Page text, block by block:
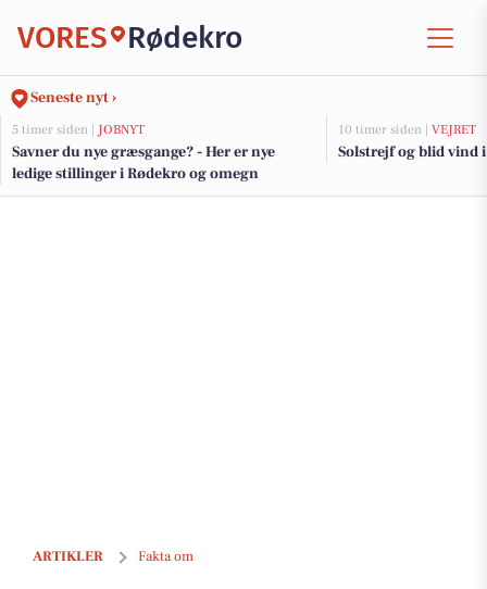
VORES Rødekro
Seneste nyt ›
5 timer siden | JOBNYT
Savner du nye græsgange? - Her er nye
ledige stillinger i Rødekro og omegn
10 timer siden | VEJRET
Solstrejf og blid vind
ARTIKLER Fakta om
Huspriserne går op i Aabenraa Kommune